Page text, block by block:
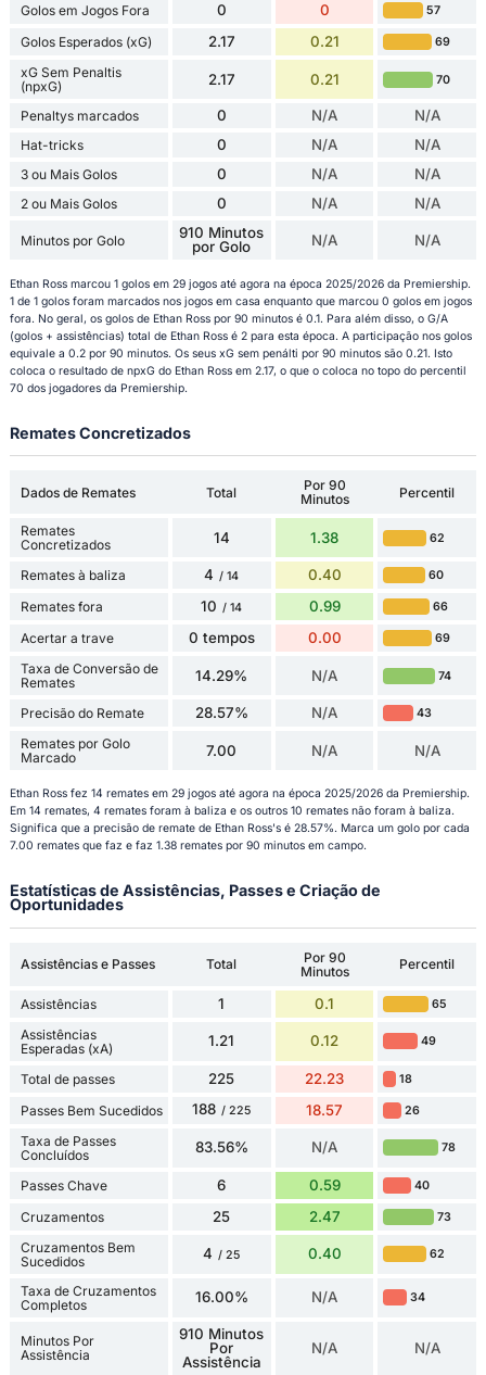
Golos em Jogos Fora 0 0 57
Golos Esperados (xG) 2.17 0.21 69
xG Sem Penaltis
(npxG)
2.17 0.21 70
Penaltys marcados 0 N/A N/A
Hat-tricks 0 N/A N/A
3 ou Mais Golos 0 N/A N/A
2 ou Mais Golos 0 N/A N/A
Minutos por Golo
910 Minutos
por Golo
N/A N/A
Ethan Ross marcou 1 golos em 29 jogos até agora na época 2025/2026 da Premiership.
1 de 1 golos foram marcados nos jogos em casa enquanto que marcou 0 golos em jogos
fora. No geral, os golos de Ethan Ross por 90 minutos é 0.1. Para além disso, o G/A
(golos + assistências) total de Ethan Ross é 2 para esta época. A participação nos golos
equivale a 0.2 por 90 minutos. Os seus xG sem penálti por 90 minutos são 0.21. Isto
coloca o resultado de npxG do Ethan Ross em 2.17, o que o coloca no topo do percentil
70 dos jogadores da Premiership.
Remates Concretizados
Dados de Remates Total
Por 90
Minutos
Percentil
Remates
Concretizados
14 1.38 62
Remates à baliza 4 / 14 0.40 60
Remates fora 10 / 14 0.99 66
Acertar a trave 0 tempos 0.00 69
Taxa de Conversão de
Remates
14.29% N/A 74
Precisão do Remate 28.57% N/A 43
Remates por Golo
Marcado
7.00 N/A N/A
Ethan Ross fez 14 remates em 29 jogos até agora na época 2025/2026 da Premiership.
Em 14 remates, 4 remates foram à baliza e os outros 10 remates não foram à baliza.
Significa que a precisão de remate de Ethan Ross's é 28.57%. Marca um golo por cada
7.00 remates que faz e faz 1.38 remates por 90 minutos em campo.
Estatísticas de Assistências, Passes e Criação de
Oportunidades
Assistências e Passes Total
Por 90
Minutos
Percentil
Assistências 1 0.1 65
Assistências
Esperadas (xA)
1.21 0.12 49
Total de passes 225 22.23 18
Passes Bem Sucedidos 188 / 225 18.57 26
Taxa de Passes
Concluídos
83.56% N/A 78
Passes Chave 6 0.59 40
Cruzamentos 25 2.47 73
Cruzamentos Bem
Sucedidos
4 / 25 0.40 62
Taxa de Cruzamentos
Completos
16.00% N/A 34
Minutos Por
Assistência
910 Minutos
Por
Assistência
N/A N/A